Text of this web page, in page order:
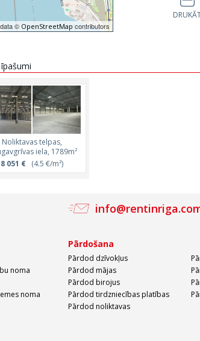
© OpenStreetMapcontributors
Noliktavas telpas,
iela, 500m²
2 250 € (4.5 €/m²)
Noliktavas telpas,
iela, 1789m²
8 051 € (4.5 €/m²)
noma
noma
Pārdošana
Pārdod dzīvokļus
Pārdod mājas
Pārdod birojus
Pārdod tirdzniecības platības
Pārdod noliktavas